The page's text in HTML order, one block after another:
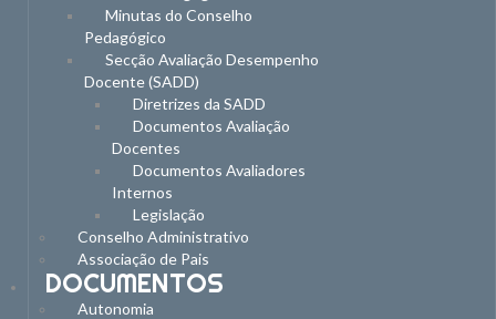
Minutas do Conselho
Pedagógico
Secção Avaliação Desempenho
Docente (SADD)
Diretrizes da SADD
Documentos Avaliação
Docentes
Documentos Avaliadores
Internos
Legislação
Conselho Administrativo
Associação de Pais
DOCUMENTOS
Autonomia